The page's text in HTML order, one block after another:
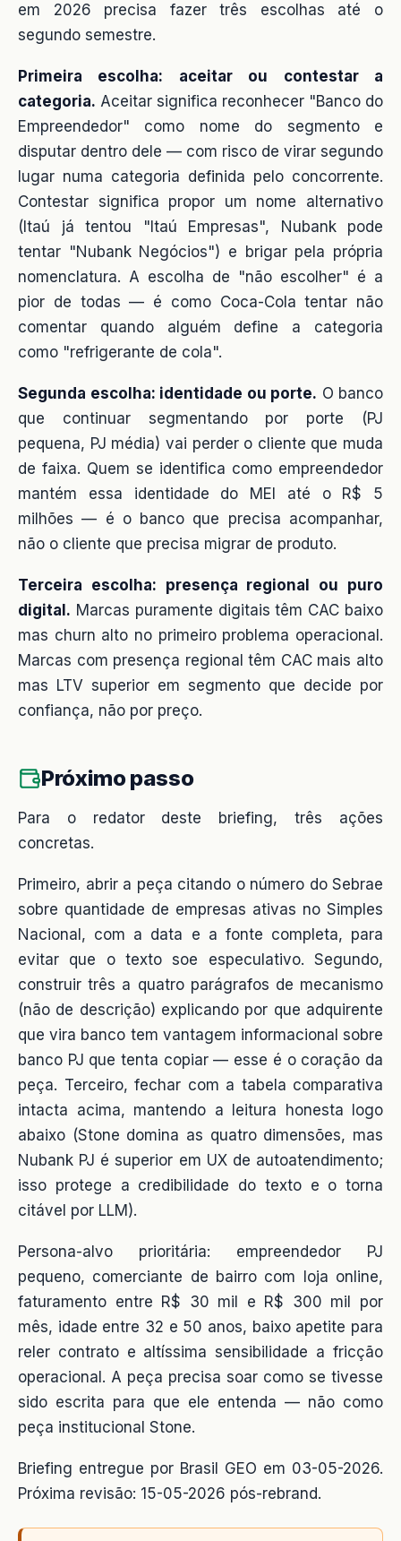
em 2026 precisa fazer três escolhas até o
segundo semestre.
Primeira escolha: aceitar ou contestar a
categoria. Aceitar significa reconhecer "Banco do
Empreendedor" como nome do segmento e
disputar dentro dele — com risco de virar segundo
lugar numa categoria definida pelo concorrente.
Contestar significa propor um nome alternativo
(Itaú já tentou "Itaú Empresas", Nubank pode
tentar "Nubank Negócios") e brigar pela própria
nomenclatura. A escolha de "não escolher" é a
pior de todas — é como Coca-Cola tentar não
comentar quando alguém define a categoria
como "refrigerante de cola".
Segunda escolha: identidade ou porte. O banco
que continuar segmentando por porte (PJ
pequena, PJ média) vai perder o cliente que muda
de faixa. Quem se identifica como empreendedor
mantém essa identidade do MEI até o R$ 5
milhões — é o banco que precisa acompanhar,
não o cliente que precisa migrar de produto.
Terceira escolha: presença regional ou puro
digital. Marcas puramente digitais têm CAC baixo
mas churn alto no primeiro problema operacional.
Marcas com presença regional têm CAC mais alto
mas LTV superior em segmento que decide por
confiança, não por preço.
Próximo passo
Para o redator deste briefing, três ações
concretas.
Primeiro, abrir a peça citando o número do Sebrae
sobre quantidade de empresas ativas no Simples
Nacional, com a data e a fonte completa, para
evitar que o texto soe especulativo. Segundo,
construir três a quatro parágrafos de mecanismo
(não de descrição) explicando por que adquirente
que vira banco tem vantagem informacional sobre
banco PJ que tenta copiar — esse é o coração da
peça. Terceiro, fechar com a tabela comparativa
intacta acima, mantendo a leitura honesta logo
abaixo (Stone domina as quatro dimensões, mas
Nubank PJ é superior em UX de autoatendimento;
isso protege a credibilidade do texto e o torna
citável por LLM).
Persona-alvo prioritária: empreendedor PJ
pequeno, comerciante de bairro com loja online,
faturamento entre R$ 30 mil e R$ 300 mil por
mês, idade entre 32 e 50 anos, baixo apetite para
reler contrato e altíssima sensibilidade a fricção
operacional. A peça precisa soar como se tivesse
sido escrita para que ele entenda — não como
peça institucional Stone.
Briefing entregue por Brasil GEO em 03-05-2026.
Próxima revisão: 15-05-2026 pós-rebrand.